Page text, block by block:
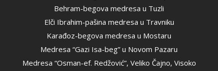
Behram-begova medresa u Tuzli
Elči Ibrahim-pašina medresa u Travniku
Karađoz-begova medresa u Mostaru
Medresa “Gazi Isa-beg” u Novom Pazaru
Medresa “Osman-ef. Redžović”, Veliko Čajno, Visoko